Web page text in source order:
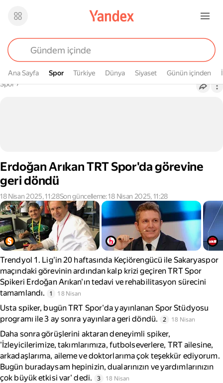
Ana Sayfa Spor
Spor Türkiye Dünya Siyaset Günün içinden
Buradasın
Spor›
Erdoğan Arıkan TRT Spor'da görevine
geri döndü
18 Nisan 2025, 11:28Son güncelleme: 18 Nisan 2025, 11:28
Trendyol 1. Lig'in 20 haftasında Keçiörengücü ile Sakaryaspor
maçındaki görevinin ardından kalp krizi geçiren TRT Spor
Spikeri Erdoğan Arıkan'ın tedavi ve rehabilitasyon sürecini
tamamlandı.
1 18 Nisan
Usta spiker, bugün TRT Spor'da yayınlanan Spor Stüdyosu
programı ile 3 ay sonra yayınlara geri döndü.
2 18 Nisan
Daha sonra görüşlerini aktaran deneyimli spiker,
'İzleyicilerimize, takımlarımıza, futbolseverlere, TRT ailesine,
arkadaşlarıma, aileme ve doktorlarıma çok teşekkür ediyorum.
Bugün buradaysam hepinizin, dualarınızın ve yardımlarınızın
çok büyük etkisi var' dedi.
3 18 Nisan